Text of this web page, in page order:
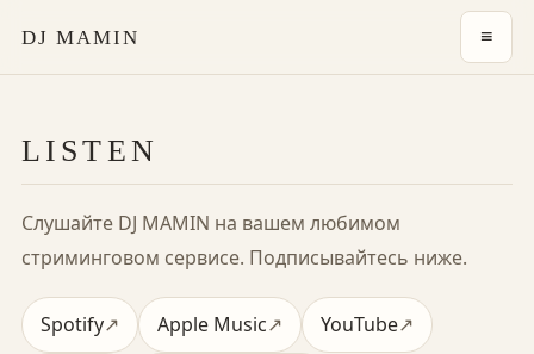
DJ MAMIN ≡
LISTEN
Слушайте DJ MAMIN на вашем любимом
стриминговом сервисе. Подписывайтесь ниже.
Spotify↗ Apple Music↗ YouTube↗